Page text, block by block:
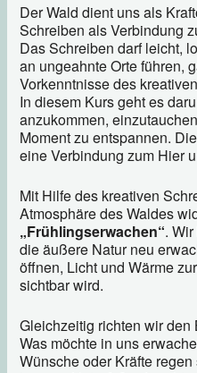
Der Wald dient uns als
Schreiben als Verbindung
Das Schreiben darf leicht,
an ungeahnte Orte führen,
Vorkenntnisse des
In diesem Kurs geht es
anzukommen,
Moment zu entspannen.
eine Verbindung zum Hier
Mit Hilfe des kreativen
Atmosphäre des Waldes
„Frühlingserwachen“.
die äußere Natur neu
öffnen, Licht und Wärme
sichtbar wird.
Gleichzeitig richten wir den
Was möchte in uns
Wünsche oder Kräfte